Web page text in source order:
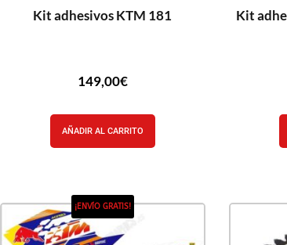
Kit adhesivos KTM 181
149,00€
AÑADIR AL CARRITO
Kit
¡ENVÍO GRATIS!